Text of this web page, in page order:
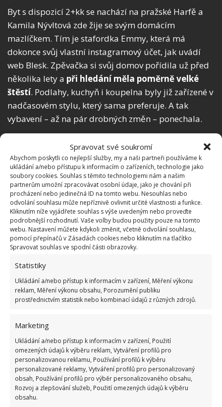
Spravovat své soukromí
Abychom poskytli co nejlepší služby, my a naši partneři používáme k
ukládání a/nebo přístupu k informacím o zařízeních, technologie jako
soubory cookies. Souhlas s těmito technologiemi nám a našim
partnerům umožní zpracovávat osobní údaje, jako je chování při
procházení nebo jedinečná ID na tomto webu. Nesouhlas nebo
odvolání souhlasu může nepříznivě ovlivnit určité vlastnosti a funkce.
Kliknutím níže vyjádřete souhlas s výše uvedeným nebo proveďte
podrobnější rozhodnutí. Vaše volby budou použity pouze na tomto
webu. Nastavení můžete kdykoli změnit, včetně odvolání souhlasu,
pomocí přepínačů v Zásadách cookies nebo kliknutím na tlačítko
Spravovat souhlas ve spodní části obrazovky.
Statistiky
Ukládání a/nebo přístup k informacím v zařízení, Měření výkonu
reklam, Měření výkonu obsahu, Porozumění publiku
prostřednictvím statistik nebo kombinací údajů z různých zdrojů.
Marketing
Ukládání a/nebo přístup k informacím v zařízení, Použití
omezených údajů k výběru reklam, Vytváření profilů pro
personalizovanou reklamu, Používání profilů k výběru
personalizované reklamy, Vytváření profilů pro personalizovaný
obsah, Používání profilů pro výběr personalizovaného obsahu,
Rozvoj a zlepšování služeb, Použití omezených údajů k výběru
obsahu.
Byt s dispozicí 2+kk se nachází na pražské Harfě a
Kamila Nývltová zde žije se svým domácím
mazlíčkem. Tím je stafordka Emmy, která má
dokonce svůj vlastní instagramový účet, jak uvádí
web Blesk. Zpěvačka si svůj domov pořídila už před
několika lety a při hledání měla poměrně velké
štěstí. Podlahy, kuchyň i koupelna byly již zařízené v
nadčasovém stylu, který sama preferuje. A tak
vybavení – až na pár drobných změn – ponechala.